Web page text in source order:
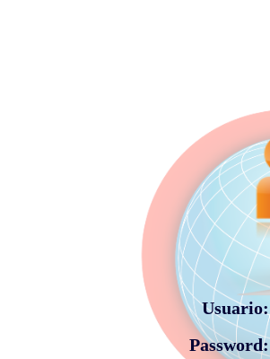
Usuario:
Password: